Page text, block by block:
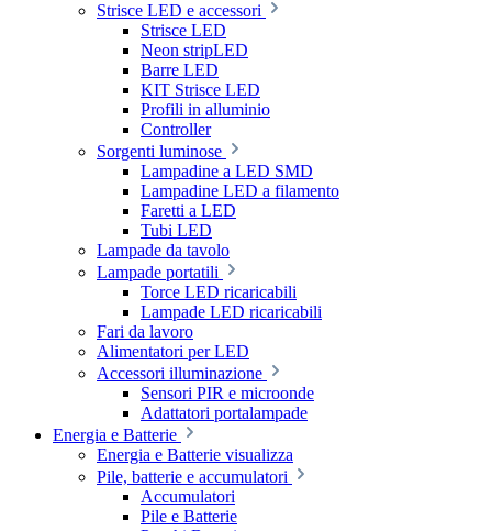
Strisce LED e accessori
Strisce LED
Neon stripLED
Barre LED
KIT Strisce LED
Profili in alluminio
Controller
Sorgenti luminose
Lampadine a LED SMD
Lampadine LED a filamento
Faretti a LED
Tubi LED
Lampade da tavolo
Lampade portatili
Torce LED ricaricabili
Lampade LED ricaricabili
Fari da lavoro
Alimentatori per LED
Accessori illuminazione
Sensori PIR e microonde
Adattatori portalampade
Energia e Batterie
Energia e Batterie visualizza
Pile, batterie e accumulatori
Accumulatori
Pile e Batterie